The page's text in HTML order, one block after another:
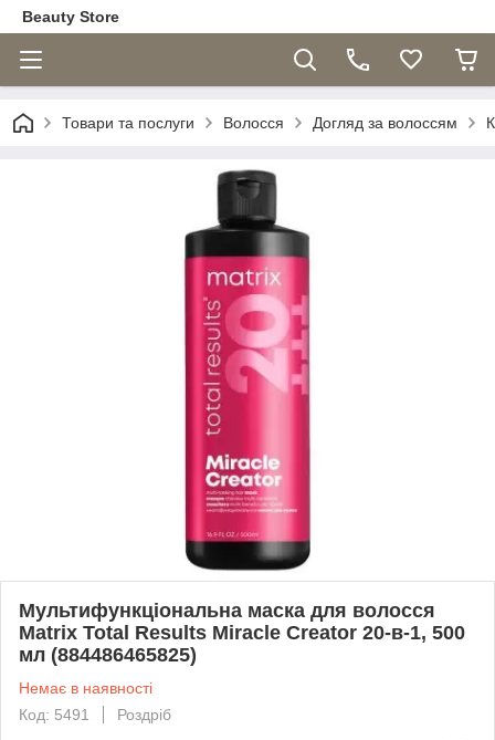
Beauty Store
Товари та послуги Волосся Догляд за волоссям
Мультифункціональна маска для волосся
Matrix Total Results Miracle Creator 20-в-1, 500
мл (884486465825)
Немає в наявності
Код: 5491
Роздріб